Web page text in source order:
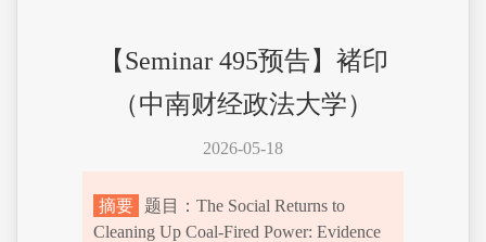
【Seminar 495预告】褚印
（中南财经政法大学）
2026-05-18
摘要
题目：The Social Returns to
Cleaning Up Coal-Fired Power: Evidence